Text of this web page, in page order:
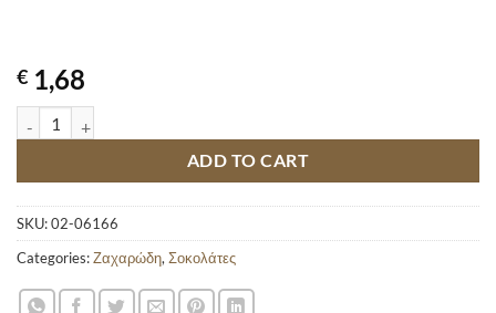
€ 1,68
3BIT ΠΑΥΛΙΔΗΣ BANANA 65GR quantity
ADD TO CART
SKU:02-06166
Categories:Ζαχαρώδη, Σοκολάτες